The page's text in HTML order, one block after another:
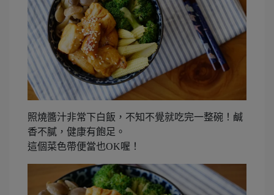
照燒醬汁非常下白飯，不知不覺就吃完一整碗！鹹
香不膩，健康有飽足。
這個菜色帶便當也OK喔！